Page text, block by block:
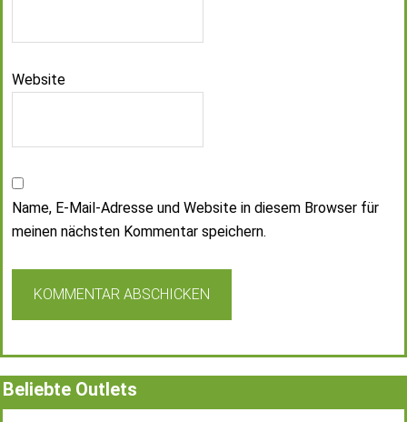
Website
Name, E-Mail-Adresse und Website in diesem Browser für
meinen nächsten Kommentar speichern.
Beliebte Outlets